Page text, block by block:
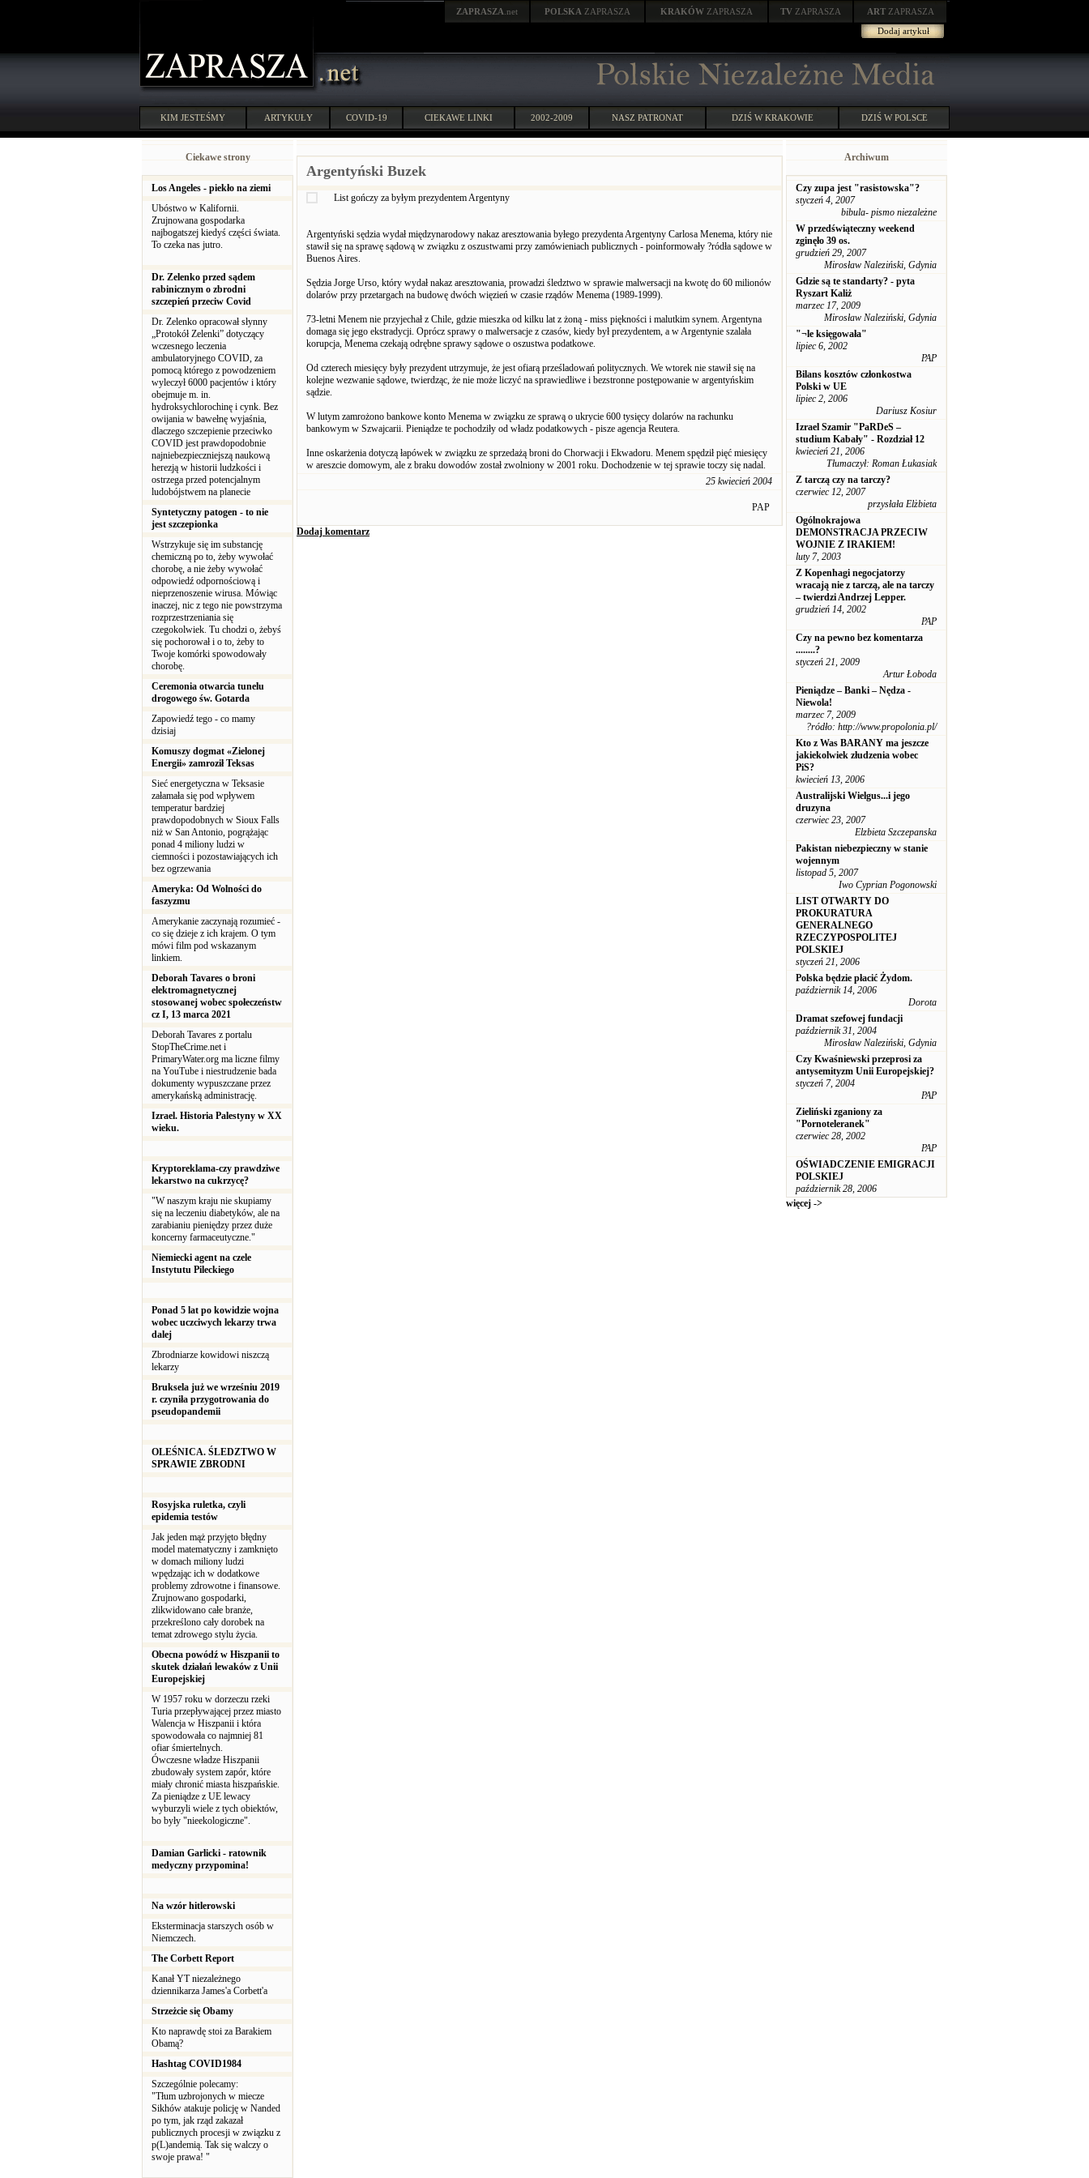
ZAPRASZA .net POLSKA ZAPRASZA KRAKÓW ZAPRASZA TV ZAPRASZA ART ZAPRASZA
Dodaj artykuł
KIM JESTEŚMY ARTYKUŁY COVID-19 CIEKAWE LINKI 2002-2009 NASZ PATRONAT DZIŚ W KRAKOWIE DZIŚ W POLSCE
Ciekawe strony
Los Angeles - piekło na ziemi
Ubóstwo w Kalifornii.
Zrujnowana gospodarka
najbogatszej kiedyś części świata.
To czeka nas jutro.
Dr. Zelenko przed sądem
rabinicznym o zbrodni
szczepień przeciw Covid
Dr. Zelenko opracował słynny
„Protokół Zelenki” dotyczący
wczesnego leczenia
ambulatoryjnego COVID, za
pomocą którego z powodzeniem
wyleczył 6000 pacjentów i który
obejmuje m. in.
hydroksychlorochinę i cynk. Bez
owijania w bawełnę wyjaśnia,
dlaczego szczepienie przeciwko
COVID jest prawdopodobnie
najniebezpieczniejszą naukową
herezją w historii ludzkości i
ostrzega przed potencjalnym
ludobójstwem na planecie
Syntetyczny patogen - to nie
jest szczepionka
Wstrzykuje się im substancję
chemiczną po to, żeby wywołać
chorobę, a nie żeby wywołać
odpowiedź odpornościową i
nieprzenoszenie wirusa. Mówiąc
inaczej, nic z tego nie powstrzyma
rozprzestrzeniania się
czegokolwiek. Tu chodzi o, żebyś
się pochorował i o to, żeby to
Twoje komórki spowodowały
chorobę.
Ceremonia otwarcia tunelu
drogowego św. Gotarda
Zapowiedź tego - co mamy
dzisiaj
Komuszy dogmat «Zielonej
Energii» zamroził Teksas
Sieć energetyczna w Teksasie
załamała się pod wpływem
temperatur bardziej
prawdopodobnych w Sioux Falls
niż w San Antonio, pogrążając
ponad 4 miliony ludzi w
ciemności i pozostawiających ich
bez ogrzewania
Ameryka: Od Wolności do
faszyzmu
Amerykanie zaczynają rozumieć -
co się dzieje z ich krajem. O tym
mówi film pod wskazanym
linkiem.
Deborah Tavares o broni
elektromagnetycznej
stosowanej wobec społeczeństw
cz I, 13 marca 2021
Deborah Tavares z portalu
StopTheCrime.net i
PrimaryWater.org ma liczne filmy
na YouTube i niestrudzenie bada
dokumenty wypuszczane przez
amerykańską administrację.
Izrael. Historia Palestyny w XX
wieku.
Kryptoreklama-czy prawdziwe
lekarstwo na cukrzycę?
"W naszym kraju nie skupiamy
się na leczeniu diabetyków, ale na
zarabianiu pieniędzy przez duże
koncerny farmaceutyczne."
Niemiecki agent na czele
Instytutu Pileckiego
Ponad 5 lat po kowidzie wojna
wobec uczciwych lekarzy trwa
dalej
Zbrodniarze kowidowi niszczą
lekarzy
Bruksela już we wrześniu 2019
r. czyniła przygotrowania do
pseudopandemii
OLEŚNICA. ŚLEDZTWO W
SPRAWIE ZBRODNI
Rosyjska ruletka, czyli
epidemia testów
Jak jeden mąż przyjęto błędny
model matematyczny i zamknięto
w domach miliony ludzi
wpędzając ich w dodatkowe
problemy zdrowotne i finansowe.
Zrujnowano gospodarki,
zlikwidowano całe branże,
przekreślono cały dorobek na
temat zdrowego stylu życia.
Obecna powódź w Hiszpanii to
skutek działań lewaków z Unii
Europejskiej
W 1957 roku w dorzeczu rzeki
Turia przepływającej przez miasto
Walencja w Hiszpanii i która
spowodowała co najmniej 81
ofiar śmiertelnych.
Ówczesne władze Hiszpanii
zbudowały system zapór, które
miały chronić miasta hiszpańskie.
Za pieniądze z UE lewacy
wyburzyli wiele z tych obiektów,
bo były "nieekologiczne".
Damian Garlicki - ratownik
medyczny przypomina!
Na wzór hitlerowski
Eksterminacja starszych osób w
Niemczech.
The Corbett Report
Kanał YT niezależnego
dziennikarza James'a Corbett'a
Strzeżcie się Obamy
Kto naprawdę stoi za Barakiem
Obamą?
Hashtag COVID1984
Szczególnie polecamy:
"Tłum uzbrojonych w miecze
Sikhów atakuje policję w Nanded
po tym, jak rząd zakazał
publicznych procesji w związku z
p(L)andemią. Tak się walczy o
swoje prawa! "
Argentyński Buzek
List gończy za byłym prezydentem Argentyny
Argentyński sędzia wydał międzynarodowy nakaz aresztowania byłego prezydenta Argentyny Carlosa Menema, który nie
stawił się na sprawę sądową w związku z oszustwami przy zamówieniach publicznych - poinformowały ?ródła sądowe w
Buenos Aires.
Sędzia Jorge Urso, który wydał nakaz aresztowania, prowadzi śledztwo w sprawie malwersacji na kwotę do 60 milionów
dolarów przy przetargach na budowę dwóch więzień w czasie rządów Menema (1989-1999).
73-letni Menem nie przyjechał z Chile, gdzie mieszka od kilku lat z żoną - miss piękności i malutkim synem. Argentyna
domaga się jego ekstradycji. Oprócz sprawy o malwersacje z czasów, kiedy był prezydentem, a w Argentynie szalała
korupcja, Menema czekają odrębne sprawy sądowe o oszustwa podatkowe.
Od czterech miesięcy były prezydent utrzymuje, że jest ofiarą prześladowań politycznych. We wtorek nie stawił się na
kolejne wezwanie sądowe, twierdząc, że nie może liczyć na sprawiedliwe i bezstronne postępowanie w argentyńskim
sądzie.
W lutym zamrożono bankowe konto Menema w związku ze sprawą o ukrycie 600 tysięcy dolarów na rachunku
bankowym w Szwajcarii. Pieniądze te pochodziły od władz podatkowych - pisze agencja Reutera.
Inne oskarżenia dotyczą łapówek w związku ze sprzedażą broni do Chorwacji i Ekwadoru. Menem spędził pięć miesięcy
w areszcie domowym, ale z braku dowodów został zwolniony w 2001 roku. Dochodzenie w tej sprawie toczy się nadal.
25 kwiecień 2004
PAP
Dodaj komentarz
Archiwum
Czy zupa jest "rasistowska"?
styczeń 4, 2007
bibula- pismo niezależne
W przedświąteczny weekend
zginęło 39 os.
grudzień 29, 2007
Mirosław Naleziński, Gdynia
Gdzie są te standarty? - pyta
Ryszart Kaliż
marzec 17, 2009
Mirosław Naleziński, Gdynia
"¬le księgowała"
lipiec 6, 2002
PAP
Bilans kosztów członkostwa
Polski w UE
lipiec 2, 2006
Dariusz Kosiur
Izrael Szamir "PaRDeS –
studium Kabały" - Rozdział 12
kwiecień 21, 2006
Tłumaczył: Roman Łukasiak
Z tarczą czy na tarczy?
czerwiec 12, 2007
przysłała Elżbieta
Ogólnokrajowa
DEMONSTRACJA PRZECIW
WOJNIE Z IRAKIEM!
luty 7, 2003
Z Kopenhagi negocjatorzy
wracają nie z tarczą, ale na tarczy
– twierdzi Andrzej Lepper.
grudzień 14, 2002
PAP
Czy na pewno bez komentarza
........?
styczeń 21, 2009
Artur Łoboda
Pieniądze – Banki – Nędza -
Niewola!
marzec 7, 2009
?ródło: http://www.propolonia.pl/
Kto z Was BARANY ma jeszcze
jakiekolwiek złudzenia wobec
PiS?
kwiecień 13, 2006
Australijski Wielgus...i jego
druzyna
czerwiec 23, 2007
Elzbieta Szczepanska
Pakistan niebezpieczny w stanie
wojennym
listopad 5, 2007
Iwo Cyprian Pogonowski
LIST OTWARTY DO
PROKURATURA
GENERALNEGO
RZECZYPOSPOLITEJ
POLSKIEJ
styczeń 21, 2006
Polska będzie płacić Żydom.
październik 14, 2006
Dorota
Dramat szefowej fundacji
październik 31, 2004
Mirosław Naleziński, Gdynia
Czy Kwaśniewski przeprosi za
antysemityzm Unii Europejskiej?
styczeń 7, 2004
PAP
Zieliński zganiony za
"Pornoteleranek"
czerwiec 28, 2002
PAP
OŚWIADCZENIE EMIGRACJI
POLSKIEJ
październik 28, 2006
więcej ->